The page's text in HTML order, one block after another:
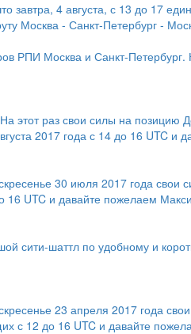
завтра, 4 августа, с 13 до 17
Москва - Санкт-Петербург -
РПИ Москва и Санкт-
этот раз свои силы на
2017 года с 14 до 16 UTC
30 июля 2017 года
UTC и давайте пожелаем
сити-шаттл по удобному и
23 апреля 2017 года
с 12 до 16 UTC и давайте